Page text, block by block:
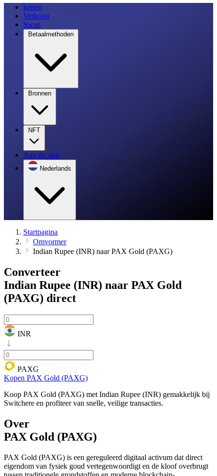
kopen
Verkoop
Swap
Betaalmethoden
Bronnen
NFT
Aan de slag
Nederlands
Startpagina
Omvormer
Indian Rupee (INR) naar PAX Gold (PAXG)
Converteer
Indian Rupee (INR) naar PAX Gold
(PAXG) direct
INR
PAXG
Kopen PAX Gold (PAXG)
Koop PAX Gold (PAXG) met Indian Rupee (INR) gemakkelijk bij
Switchere en profiteer van snelle, veilige transacties.
Over
PAX Gold (PAXG)
PAX Gold (PAXG) is een gereguleerd digitaal activum dat direct
eigendom van fysiek goud vertegenwoordigt en de kloof overbrugt